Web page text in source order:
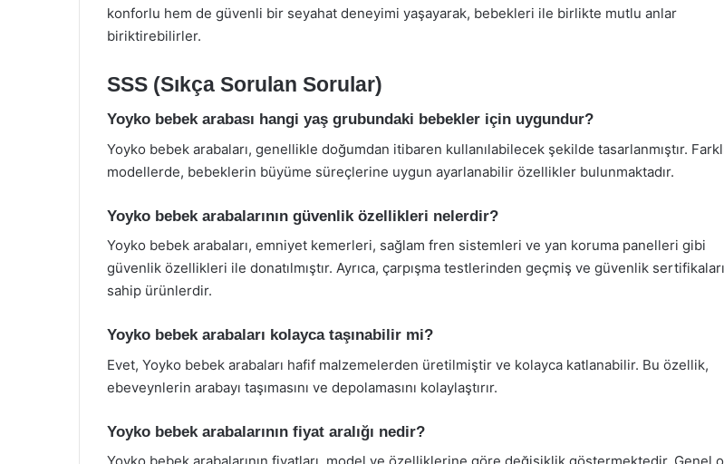
konforlu hem de güvenli bir seyahat deneyimi yaşayarak, bebekleri ile birlikte mutlu anlar
biriktirebilirler.
SSS (Sıkça Sorulan Sorular)
Yoyko bebek arabası hangi yaş grubundaki bebekler için uygundur?
Yoyko bebek arabaları, genellikle doğumdan itibaren kullanılabilecek şekilde tasarlanmıştır.
modellerde, bebeklerin büyüme süreçlerine uygun ayarlanabilir özellikler bulunmaktadır.
Yoyko bebek arabalarının güvenlik özellikleri nelerdir?
Yoyko bebek arabaları, emniyet kemerleri, sağlam fren sistemleri ve yan koruma panelleri gibi
güvenlik özellikleri ile donatılmıştır. Ayrıca, çarpışma testlerinden geçmiş ve güvenlik
sahip ürünlerdir.
Yoyko bebek arabaları kolayca taşınabilir mi?
Evet, Yoyko bebek arabaları hafif malzemelerden üretilmiştir ve kolayca katlanabilir. Bu özellik,
ebeveynlerin arabayı taşımasını ve depolamasını kolaylaştırır.
Yoyko bebek arabalarının fiyat aralığı nedir?